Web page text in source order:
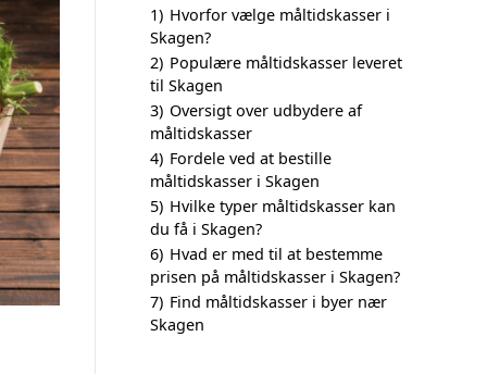
1) Hvorfor vælge måltidskasser i
Skagen?
2) Populære måltidskasser leveret
til Skagen
3) Oversigt over udbydere af
måltidskasser
4) Fordele ved at bestille
måltidskasser i Skagen
5) Hvilke typer måltidskasser kan
du få i Skagen?
6) Hvad er med til at bestemme
prisen på måltidskasser i Skagen?
7) Find måltidskasser i byer nær
Skagen